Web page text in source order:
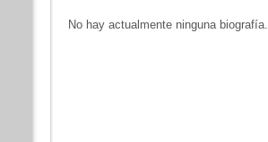
No hay actualmente ninguna biografía.